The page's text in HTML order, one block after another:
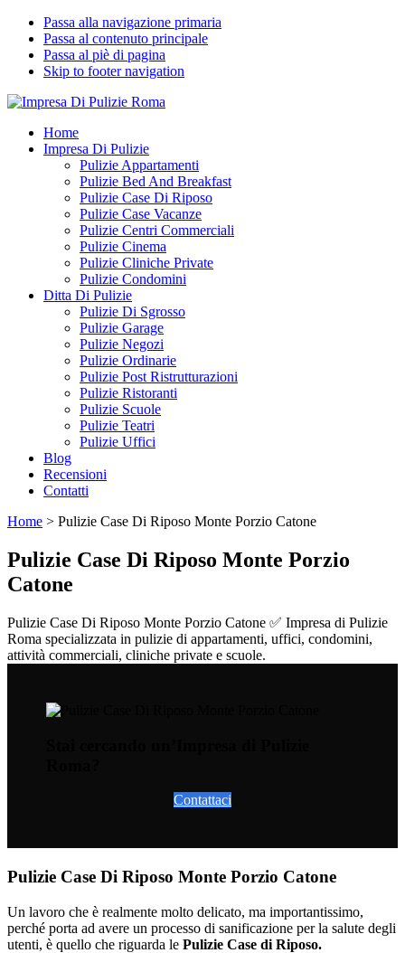
Passa alla navigazione primaria
Passa al contenuto principale
Passa al piè di pagina
Skip to footer navigation
Impresa Di Pulizie Roma
✅ Abitazioni e Attività Commerciali
Home
Impresa Di Pulizie
Pulizie Appartamenti
Pulizie Bed And Breakfast
Pulizie Case Di Riposo
Pulizie Case Vacanze
Pulizie Centri Commerciali
Pulizie Cinema
Pulizie Cliniche Private
Pulizie Condomini
Ditta Di Pulizie
Pulizie Di Sgrosso
Pulizie Garage
Pulizie Negozi
Pulizie Ordinarie
Pulizie Post Ristrutturazioni
Pulizie Ristoranti
Pulizie Scuole
Pulizie Teatri
Pulizie Uffici
Blog
Recensioni
Contatti
Home > Pulizie Case Di Riposo Monte Porzio Catone
Pulizie Case Di Riposo Monte Porzio
Catone
Pulizie Case Di Riposo Monte Porzio Catone ✅ Impresa di Pulizie
Roma specializzata in pulizie di appartamenti, uffici, condomini,
attività commerciali, cliniche private e scuole.
Contattaci
Pulizie Case Di Riposo Monte Porzio Catone
Un lavoro che è realmente molto delicato, ma importantissimo,
perché porta ad avere un processo di sanificazione per la salute degli
utenti, è quello che riguarda le Pulizie Case di Riposo.